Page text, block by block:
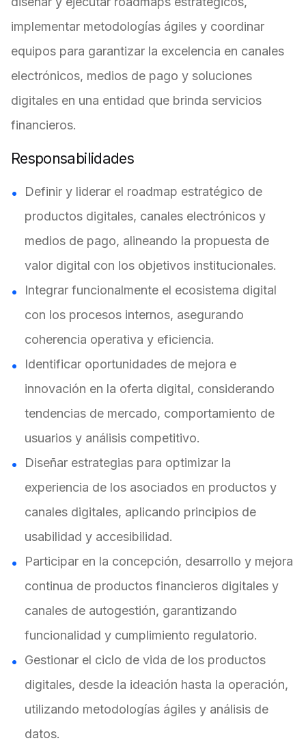
implementar metodologías ágiles y coordinar
equipos para garantizar la excelencia en canales
electrónicos, medios de pago y soluciones
digitales en una entidad que brinda servicios
financieros.
Responsabilidades
Definir y liderar el roadmap estratégico de
productos digitales, canales electrónicos y
medios de pago, alineando la propuesta de
valor digital con los objetivos institucionales.
Integrar funcionalmente el ecosistema digital
con los procesos internos, asegurando
coherencia operativa y eficiencia.
Identificar oportunidades de mejora e
innovación en la oferta digital, considerando
tendencias de mercado, comportamiento de
usuarios y análisis competitivo.
Diseñar estrategias para optimizar la
experiencia de los asociados en productos y
canales digitales, aplicando principios de
usabilidad y accesibilidad.
Participar en la concepción, desarrollo y mejora
continua de productos financieros digitales y
canales de autogestión, garantizando
funcionalidad y cumplimiento regulatorio.
Gestionar el ciclo de vida de los productos
digitales, desde la ideación hasta la operación,
utilizando metodologías ágiles y análisis de
datos.